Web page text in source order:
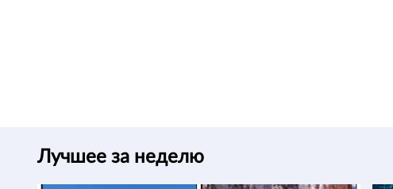
Лучшее за неделю